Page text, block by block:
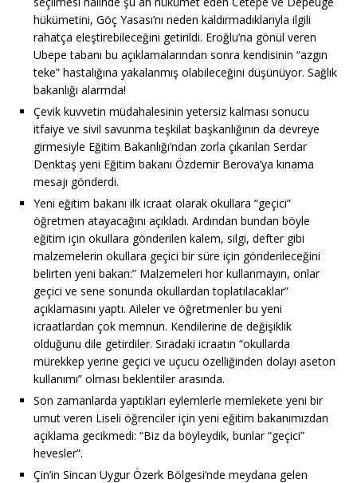
hükümetini, Göç Yasası’nı neden kaldırmadıklarıyla ilgili
rahatça eleştirebileceğini getirildi. Eroğlu’na gönül veren
Ubepe tabanı bu açıklamalarından sonra kendisinin “azgın
teke” hastalığına yakalanmış olabileceğini düşünüyor. Sağlık
bakanlığı alarmda!
Çevik kuvvetin müdahalesinin yetersiz kalması sonucu
itfaiye ve sivil savunma teşkilat başkanlığının da devreye
girmesiyle Eğitim Bakanlığı’ndan zorla çıkarılan Serdar
Denktaş yeni Eğitim bakanı Özdemir Berova’ya kınama
mesajı gönderdi.
Yeni eğitim bakanı ilk icraat olarak okullara “geçici”
öğretmen atayacağını açıkladı. Ardından bundan böyle
eğitim için okullara gönderilen kalem, silgi, defter gibi
malzemelerin okullara geçici bir süre için gönderileceğini
belirten yeni bakan:” Malzemeleri hor kullanmayın, onlar
geçici ve sene sonunda okullardan toplatılacaklar”
açıklamasını yaptı. Aileler ve öğretmenler bu yeni
icraatlardan çok memnun. Kendilerine de değişiklik
olduğunu dile getirdiler. Sıradaki icraatın “okullarda
mürekkep yerine geçici ve uçucu özelliğinden dolayı aseton
kullanımı” olması beklentiler arasında.
Son zamanlarda yaptıkları eylemlerle memlekete yeni bir
umut veren Liseli öğrenciler için yeni eğitim bakanımızdan
açıklama gecikmedi: “Biz da böyleydik, bunlar “geçici”
hevesler”.
Çin’in Sincan Uygur Özerk Bölgesi’nde meydana gelen